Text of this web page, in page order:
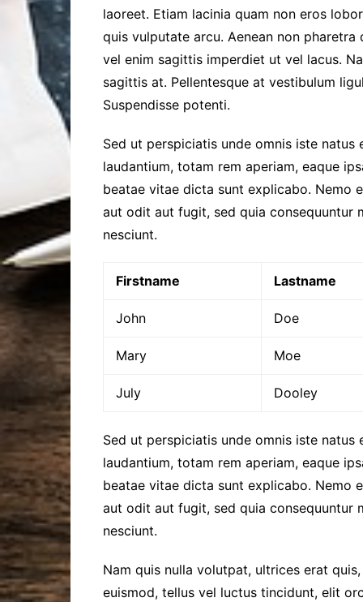
laoreet. Etiam lacinia quam non eros
quis vulputate arcu. Aenean non
vel enim sagittis imperdiet ut vel lacus.
sagittis at. Pellentesque at vestibulum
Suspendisse potenti.
Sed ut perspiciatis unde omnis iste
laudantium, totam rem aperiam, eaque
beatae vitae dicta sunt explicabo. Nemo
aut odit aut fugit, sed quia consequuntur
nesciunt.
Firstname Lastname
John Doe
Mary Moe
July Dooley
Sed ut perspiciatis unde omnis iste
laudantium, totam rem aperiam, eaque
beatae vitae dicta sunt explicabo. Nemo
aut odit aut fugit, sed quia consequuntur
nesciunt.
Nam quis nulla volutpat, ultrices erat
euismod, tellus vel luctus tincidunt, elit